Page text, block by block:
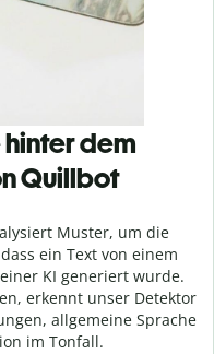
dem
Quillbot
Muster, um die
ein Text von einem
KI generiert wurde.
erkennt unser Detektor
allgemeine Sprache
im Tonfall.